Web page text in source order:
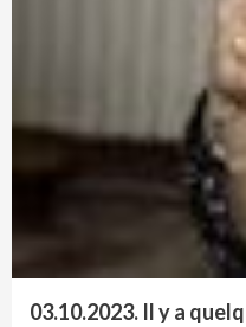
03.10.2023. Il y a